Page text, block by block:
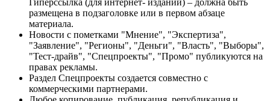
размещена в подзаголовке или в первом абзаце
материала.
Новости с пометками "Мнение", "Экспертиза",
"Заявление", "Регионы", "Деньги", "Власть", "Выборы",
"Тест-драйв", "Спецпроекты", "Промо" публикуются на
правах рекламы.
Раздел Спецпроекты создается совместно с
коммерческими партнерами.